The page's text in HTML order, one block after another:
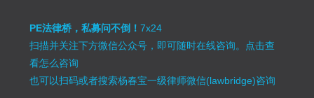
PE法律桥，私募问不倒！7x24
扫描并关注下方微信公众号，即可随时在线咨询。 点击查
看怎么咨询
也可以扫码或者搜索杨春宝一级律师微信(lawbridge)咨询